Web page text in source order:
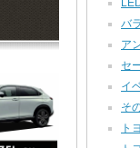
バ
ア
セ
イ
そ
ト